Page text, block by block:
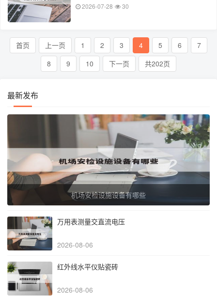
2026-07-28 30
首页 上一页 1 2 3 4 5 6
7
8
9 10 下一页 共202页
最新发布
机场安检设施设备有哪些
万用表测量交直流电压
2026-08-06
红外线水平仪贴瓷砖
2026-08-06